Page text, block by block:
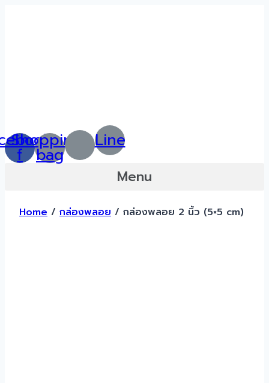
f
Shopping-
bag
Line
Menu
Home / กล่องพลอย / กล่องพลอย 2 นิ้ว (5×5 cm)